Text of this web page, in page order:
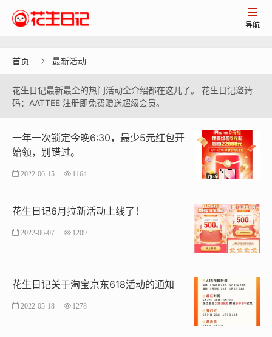

导航
首页  最新活动
花生日记最新最全的热门活动全介绍都在这儿了。 花生日记邀请
码：AATTEE 注册即免费赠送超级会员。
一年一次锁定今晚6:30，最少5元红包开
始领，别错过。
2022-06-15 1164
花生日记6月拉新活动上线了！
2022-06-07 1209
花生日记关于淘宝京东618活动的通知
2022-05-18 1278